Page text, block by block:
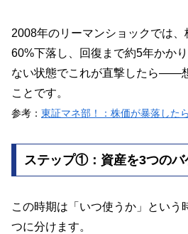
2008年のリーマンショックでは
60%下落し、回復まで約5年かか
ない状態でこれが直撃したら——
ことです。
参考： 東証マネ部！：株価が暴落した
ステップ①：資産を3つのバ
この時期は「いつ使うか」という
つに分けます。